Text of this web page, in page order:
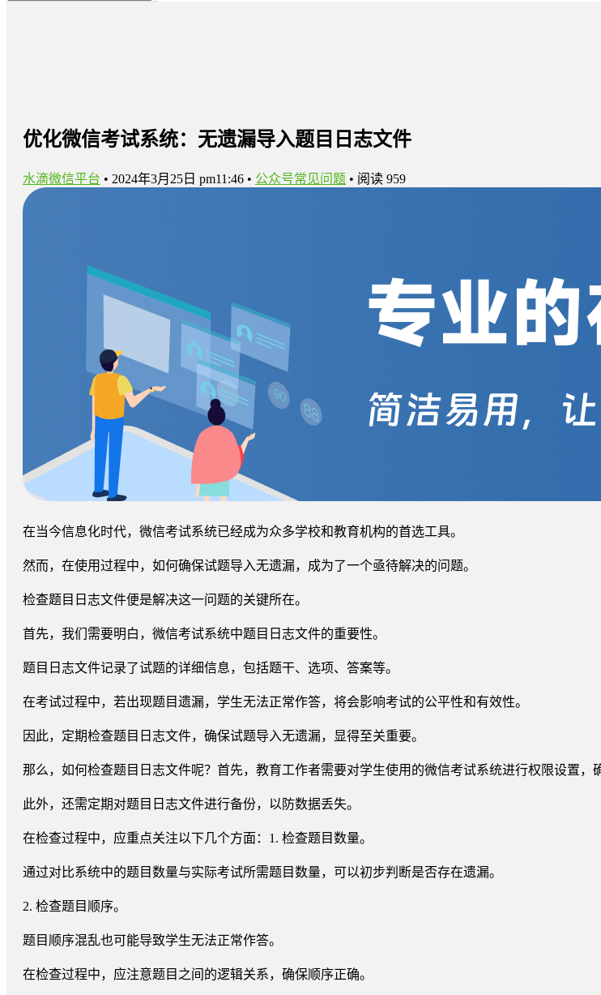
优化微信考试系统：无遗漏导入题目日志文件
水滴微信平台 • 2024年3月25日 pm11:46 • 公众号常见问题 • 阅读 959
在当今信息化时代，微信考试系统已经成为众多学校和教育机构的首选工具。
然而，在使用过程中，如何确保试题导入无遗漏，成为了一个亟待解决的问题。
检查题目日志文件便是解决这一问题的关键所在。
首先，我们需要明白，微信考试系统中题目日志文件的重要性。
题目日志文件记录了试题的详细信息，包括题干、选项、答案等。
在考试过程中，若出现题目遗漏，学生无法正常作答，将会影响考试的公平性和有效性。
因此，定期检查题目日志文件，确保试题导入无遗漏，显得至关重要。
那么，如何检查题目日志文件呢？首先，教育工作者需要对学生使用的微信考试系统进行权限设置，
此外，还需定期对题目日志文件进行备份，以防数据丢失。
在检查过程中，应重点关注以下几个方面：1. 检查题目数量。
通过对比系统中的题目数量与实际考试所需题目数量，可以初步判断是否存在遗漏。
2. 检查题目顺序。
题目顺序混乱也可能导致学生无法正常作答。
在检查过程中，应注意题目之间的逻辑关系，确保顺序正确。